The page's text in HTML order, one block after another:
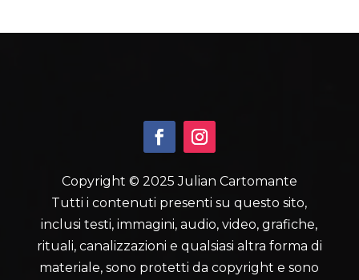
Copyright © 2025 Julian Cartomante
Tutti i contenuti presenti su questo sito,
inclusi testi, immagini, audio, video, grafiche,
rituali, canalizzazioni e qualsiasi altra forma di
materiale, sono protetti da copyright e sono